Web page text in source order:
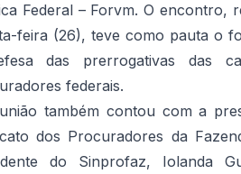
Federal – Forvm. O encontro,
feira (26), teve como pauta o
das prerrogativas das
federais.
também contou com a
dos Procuradores da
do Sinprofaz, Iolanda